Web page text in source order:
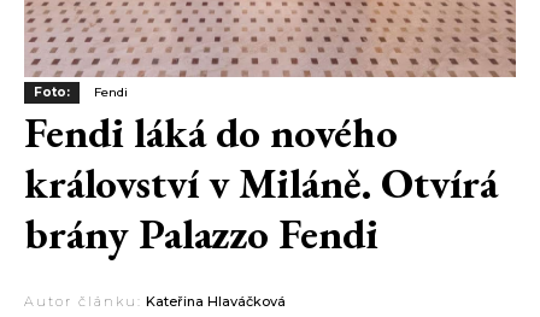
Foto: Fendi
Fendi láká do nového
království v Miláně. Otvírá
brány Palazzo Fendi
Autor článku: Kateřina Hlaváčková